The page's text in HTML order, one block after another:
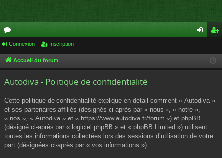
or
u cri
Connexion Inscription
Accueil du forum
Autodiva - Politique de confidentialité
Cette politique de confidentialité explique en détail comment « Autodiva »
et ses partenaires affiliés (désignés ci-après par « nous », « notre »,
« nos », « Autodiva » et « https://www.autodiva.fr/forum ») et phpBB
(désigné ci-après par « logiciel phpBB » et « phpBB Limited ») utilisent
toutes les informations collectées lors des sessions d’utilisation de votre
part (désignées ci-après par « vos informations »).